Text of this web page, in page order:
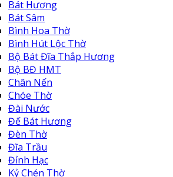
Bát Hương
Bát Sâm
Bình Hoa Thờ
Bình Hút Lộc Thờ
Bộ Bát Đĩa Thắp Hương
Bộ BĐ HMT
Chân Nến
Chóe Thờ
Đài Nước
Đế Bát Hương
Đèn Thờ
Đĩa Trầu
Đỉnh Hạc
Kỷ Chén Thờ